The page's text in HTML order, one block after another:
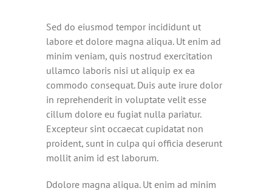
Sed do eiusmod tempor incididunt ut
labore et dolore magna aliqua. Ut enim ad
minim veniam, quis nostrud exercitation
ullamco laboris nisi ut aliquip ex ea
commodo consequat. Duis aute irure dolor
in reprehenderit in voluptate velit esse
cillum dolore eu fugiat nulla pariatur.
Excepteur sint occaecat cupidatat non
proident, sunt in culpa qui officia deserunt
mollit anim id est laborum.
Ddolore magna aliqua. Ut enim ad minim